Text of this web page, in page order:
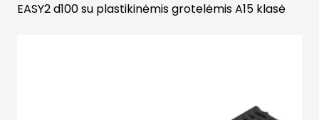
EASY2 d100 su plastikinėmis grotelėmis A15 klasė